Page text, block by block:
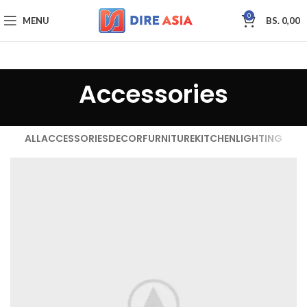
MENU 0 BS. 0,00
Accessories
ALLACCESSORIESDECORFURNITUREKITCHENLIGHTING